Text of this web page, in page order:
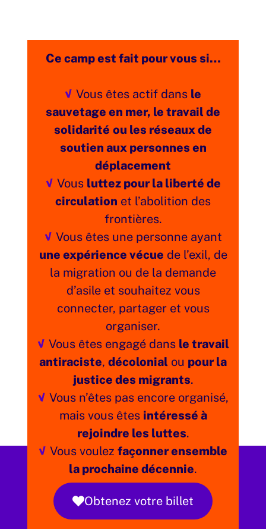
Ce camp est fait pour vous si…
Vous êtes actif dans le
sauvetage en mer, le travail de
solidarité ou les réseaux de
soutien aux personnes en
déplacement
Vous luttez pour la liberté de
circulation et l’abolition des
frontières.
Vous êtes une personne ayant
une expérience vécue de l’exil, de
la migration ou de la demande
d’asile et souhaitez vous
connecter, partager et vous
organiser.
Vous êtes engagé dans le travail
antiraciste, décolonial ou pour la
justice des migrants.
Vous n’êtes pas encore organisé,
mais vous êtes intéressé à
rejoindre les luttes.
Vous voulez façonner ensemble
la prochaine décennie.
Obtenez votre billet